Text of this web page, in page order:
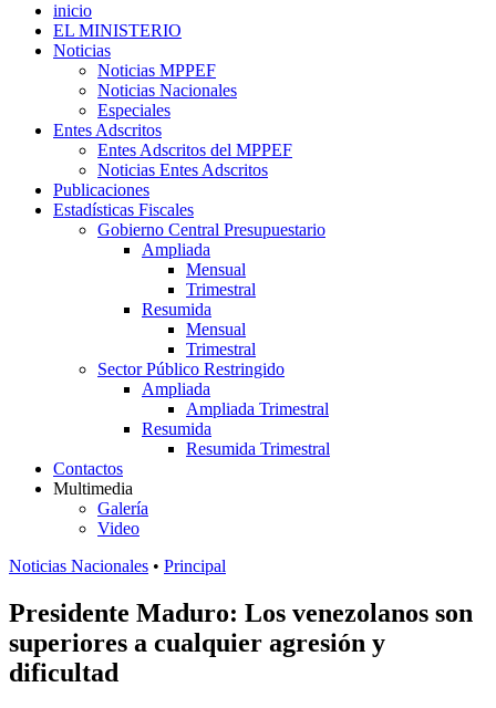
inicio
EL MINISTERIO
Noticias
Noticias MPPEF
Noticias Nacionales
Especiales
Entes Adscritos
Entes Adscritos del MPPEF
Noticias Entes Adscritos
Publicaciones
Estadísticas Fiscales
Gobierno Central Presupuestario
Ampliada
Mensual
Trimestral
Resumida
Mensual
Trimestral
Sector Público Restringido
Ampliada
Ampliada Trimestral
Resumida
Resumida Trimestral
Contactos
Multimedia
Galería
Video
Noticias Nacionales • Principal
Presidente Maduro: Los venezolanos son
superiores a cualquier agresión y
dificultad